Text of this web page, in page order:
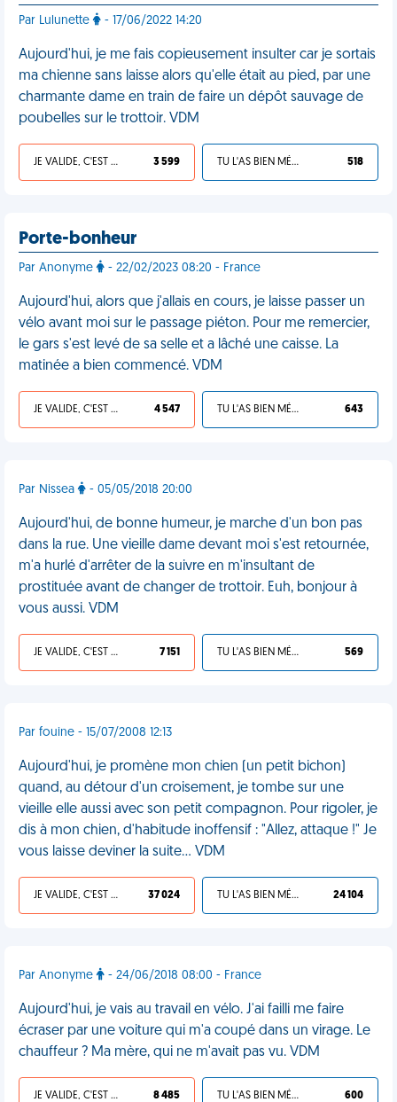
Par Lulunette - 17/06/2022 14:20
Aujourd'hui, je me fais copieusement insulter car je sortais
ma chienne sans laisse alors qu'elle était au pied, par une
charmante dame en train de faire un dépôt sauvage de
poubelles sur le trottoir. VDM
JE VALIDE, C'EST UNE VDM 3 599 TU L'AS BIEN MÉRITÉ 518
Porte-bonheur
Par Anonyme - 22/02/2023 08:20 - France
Aujourd'hui, alors que j'allais en cours, je laisse passer un
vélo avant moi sur le passage piéton. Pour me remercier,
le gars s'est levé de sa selle et a lâché une caisse. La
matinée a bien commencé. VDM
JE VALIDE, C'EST UNE VDM 4 547 TU L'AS BIEN MÉRITÉ 643
Par Nissea - 05/05/2018 20:00
Aujourd'hui, de bonne humeur, je marche d'un bon pas
dans la rue. Une vieille dame devant moi s'est retournée,
m'a hurlé d'arrêter de la suivre en m'insultant de
prostituée avant de changer de trottoir. Euh, bonjour à
vous aussi. VDM
JE VALIDE, C'EST UNE VDM 7 151 TU L'AS BIEN MÉRITÉ 569
Par fouine - 15/07/2008 12:13
Aujourd'hui, je promène mon chien (un petit bichon)
quand, au détour d'un croisement, je tombe sur une
vieille elle aussi avec son petit compagnon. Pour rigoler, je
dis à mon chien, d'habitude inoffensif : "Allez, attaque !" Je
vous laisse deviner la suite... VDM
JE VALIDE, C'EST UNE VDM 37 024 TU L'AS BIEN MÉRITÉ 24 104
Par Anonyme - 24/06/2018 08:00 - France
Aujourd'hui, je vais au travail en vélo. J'ai failli me faire
écraser par une voiture qui m'a coupé dans un virage. Le
chauffeur ? Ma mère, qui ne m'avait pas vu. VDM
JE VALIDE, C'EST UNE VDM 8 485 TU L'AS BIEN MÉRITÉ 600